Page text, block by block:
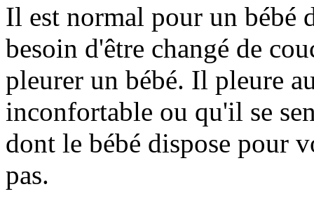
Il est normal pour un bébé
besoin d'être changé de
pleurer un bébé. Il pleure
inconfortable ou qu'il se
dont le bébé dispose pour
pas.